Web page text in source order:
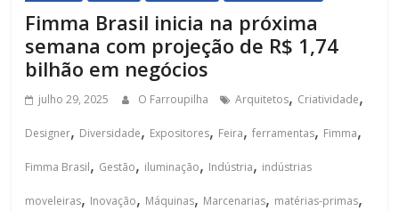
Fimma Brasil inicia na próxima
semana com projeção de R$ 1,74
bilhão em negócios
julho 29, 2025 O Farroupilha Arquitetos, Criatividade,
Designer, Diversidade, Expositores, Feira,ferramentas, Fimma,
Fimma Brasil, Gestão, iluminação, Indústria, indústrias
moveleiras, Inovação, Máquinas, Marcenarias, matérias-primas,